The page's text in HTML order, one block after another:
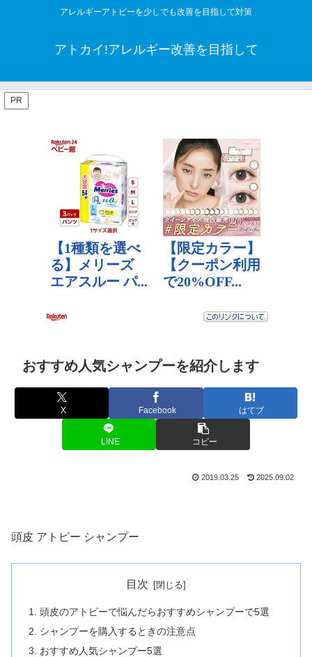
アレルギーアトピーを少しでも改善を目指して対策
アトカイ!アレルギー改善を目指して
PR
おすすめ人気シャンプーを紹介します
X Facebook はてブ
LINE コピー
2019.03.25 2025.09.02
頭皮 アトピー シャンプー
目次
頭皮のアトピーで悩んだらおすすめシャンプーで5選
シャンプーを購入するときの注意点
おすすめ人気シャンプー5選